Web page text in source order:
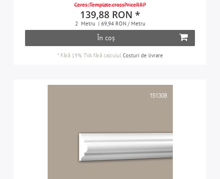
Ceres::Template.crossPriceRRP
139,88 RON *
2 Metru | 69,94 RON / Metru
În coș
* Fără 19% TVAfără calculul Costuri de livrare